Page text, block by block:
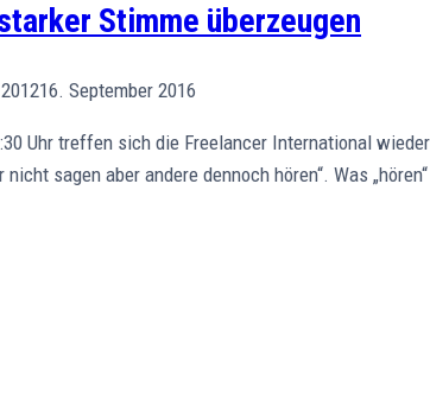
Stimme überzeugen
16. September 2016
Uhr treffen sich die Freelancer International
sagen aber andere dennoch hören“. Was